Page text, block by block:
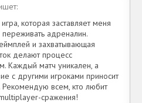
которая заставляет меня
переживать адреналин.
и захватывающая
делают процесс
Каждый матч уникален, а
с другими игроками приносит
всем, кто любит
сражения!